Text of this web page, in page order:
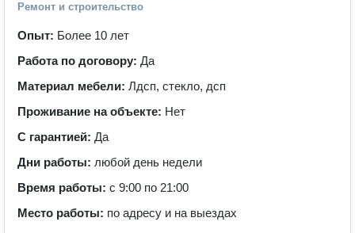
Ремонт и строительство
Опыт: Более 10 лет
Работа по договору: Да
Материал мебели: Лдсп, стекло, дсп
Проживание на объекте: Нет
С гарантией: Да
Дни работы: любой день недели
Время работы: с 9:00 по 21:00
Место работы: по адресу и на выездах